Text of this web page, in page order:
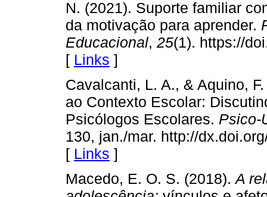
N. (2021). Suporte familiar
da motivação para aprender.
Educacional, 25(1). https://
[ Links ]
Cavalcanti, L. A., & Aquino,
ao Contexto Escolar:
Psicólogos Escolares. Psico-
130, jan./mar. http://
[ Links ]
Macedo, E. O. S. (2018).A